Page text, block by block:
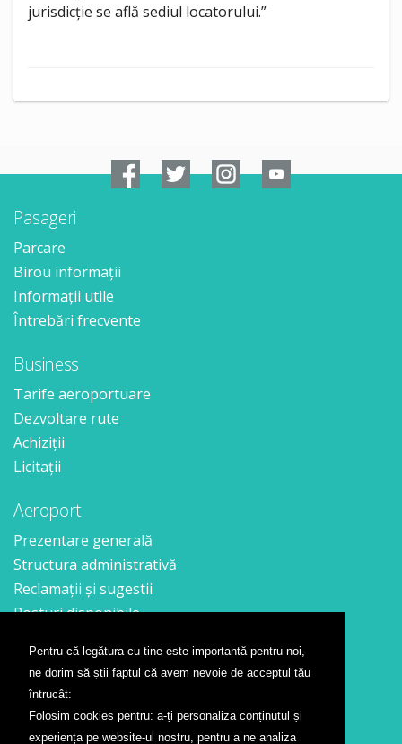
Pentru că legătura cu tine este importantă pentru noi,
ne dorim să știi faptul că avem nevoie de acceptul tău
întrucât:
Folosim cookies pentru: a-ți personaliza conținutul și
experiența pe website-ul nostru, pentru a ne analiza
jurisdicție se află sediul locatorului.”
Pasageri
Parcare
Birou informații
Informații utile
Întrebări frecvente
Business
Tarife aeroportuare
Dezvoltare rute
Achiziții
Licitații
Aeroport
Prezentare generală
Structura administrativă
Reclamații și sugestii
Posturi disponibile
Contact
Formular contact
Localizare
Presă